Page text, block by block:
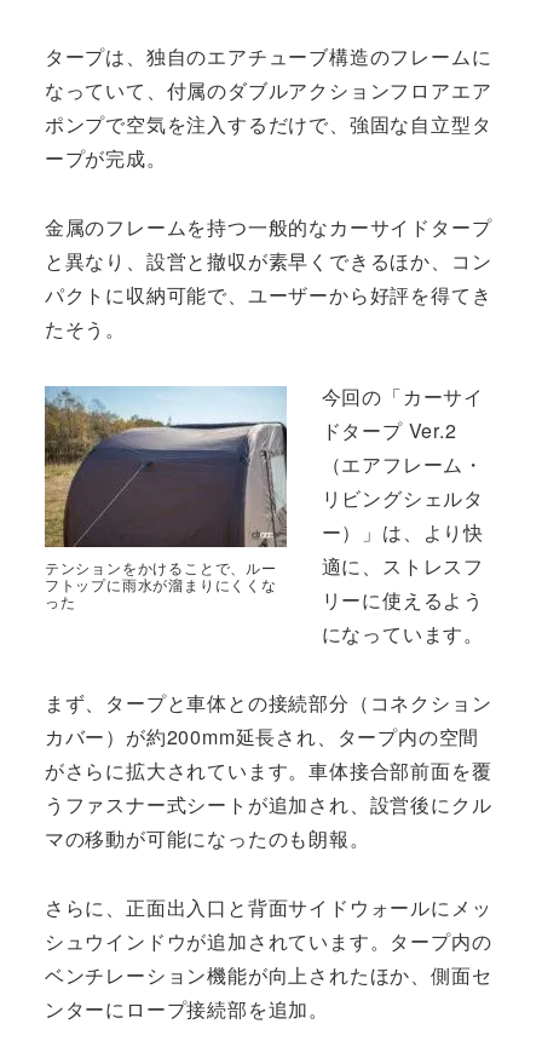
タープは、独自のエアチューブ構造のフレームに
なっていて、付属のダブルアクションフロアエア
ポンプで空気を注入するだけで、強固な自立型タ
ープが完成。
金属のフレームを持つ一般的なカーサイドタープ
と異なり、設営と撤収が素早くできるほか、コン
パクトに収納可能で、ユーザーから好評を得てき
たそう。
テンションをかけることで、ルー
フトップに雨水が溜まりにくくな
った
今回の「カーサイ
ドタープ Ver.2
（エアフレーム・
リビングシェルタ
ー）」は、より快
適に、ストレスフ
リーに使えるよう
になっています。
まず、タープと車体との接続部分（コネクション
カバー）が約200mm延長され、タープ内の空間
がさらに拡大されています。車体接合部前面を覆
うファスナー式シートが追加され、設営後にクル
マの移動が可能になったのも朗報。
さらに、正面出入口と背面サイドウォールにメッ
シュウインドウが追加されています。タープ内の
ベンチレーション機能が向上されたほか、側面セ
ンターにロープ接続部を追加。